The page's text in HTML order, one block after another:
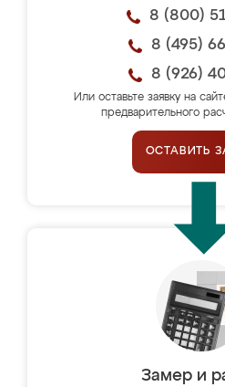
8 (800)
8 (495)
8 (926)
Или оставьте заявку на
предварительного
ОСТАВИТЬ
Замер и